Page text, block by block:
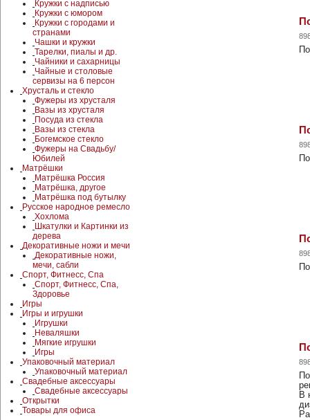
Кружки с надписью
Кружки с юмором
Кружки с городами и
странами
Чашки и кружки
Тарелки, пиалы и др.
Чайники и сахарницы
Чайные и столовые
сервизы на 6 персон
Хрусталь и стекло
Фужеры из хрусталя
Вазы из хрусталя
Посуда из стекла
Вазы из стекла
Богемское стекло
Фужеры на Свадьбу/
Юбилей
Матрёшки
Матрёшка Россия
Матрёшка, другое
Матрёшка под бутылку
Русское народное ремесло
Хохлома
Шкатулки и Картинки из
дерева
Декоративные ножи и мечи
Декоративные ножи,
мечи, сабли
Спорт, Фитнесс, Спа
Спорт, Фитнесс, Спа,
Здоровье
Игры
Игры и игрушки
Игрушки
Неваляшки
Мягкие игрушки
Игры
Упаковочный материал
Упаковочный материал
Свадебные аксессуары
Свадебные аксессуары
Открытки
Товары для офиса
В